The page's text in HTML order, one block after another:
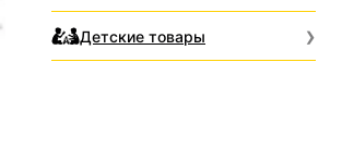
Детские товары